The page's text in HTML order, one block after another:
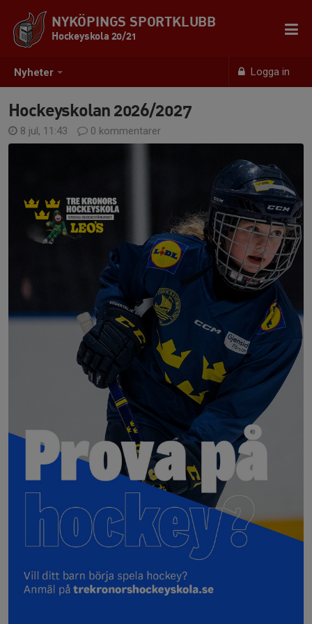
Nyheter Logga in
NYKÖPINGS SPORTKLUBB
Hockeyskola 20/21
Hockeyskolan 2026/2027
8 jul, 11:43 0 kommentarer